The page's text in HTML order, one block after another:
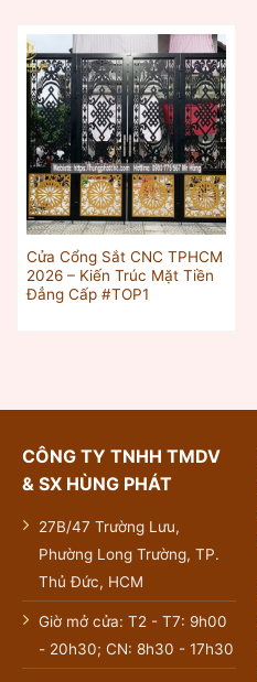
Cửa Cổng Sắt CNC TPHCM
2026 – Kiến Trúc Mặt Tiền
Đẳng Cấp #TOP1
CÔNG TY TNHH TMDV
& SX HÙNG PHÁT
27B/47 Trường Lưu,
Phường Long Trường, TP.
Thủ Đức, HCM
Giờ mở cửa: T2 - T7: 9h00
- 20h30; CN: 8h30 - 17h30